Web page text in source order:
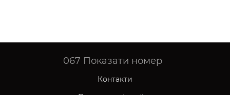
067 Показати номер
Контакти